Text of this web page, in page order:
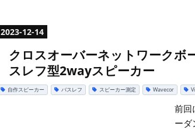
2023-12-14
クロスオーバーネットワークボ
スレフ型2wayスピーカー
自作スピーカー バスレフ スピーカー測定 Wavecor
前回
ーダ